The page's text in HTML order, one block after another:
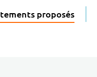
proposés